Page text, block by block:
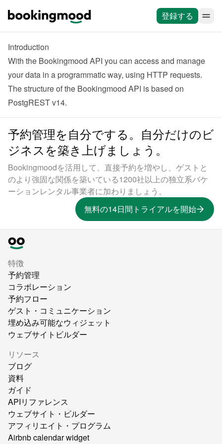
登録する
Introduction
With the Bookingmood API you can access and manage
your data in a programmatic way, using HTTP requests.
PostgREST v14.
予約管理を自分でする。自分だけのビ
ジネスを築き上げましょう。
Bookingmoodを活用して、直接予約を増やし、ゲストと
のより強固な関係を築いている1200社以上の独立系バケ
ーションレンタル事業者に加わりましょう。
無料の14日間トライアルを開始
特徴
予約管理
コラボレーション
予約フロー
ゲスト・コミュニケーション
埋め込み可能なウィジェット
ウェブサイトビルダー
リソース
ブログ
資料
ガイド
APIリファレンス
ウェブサイト・ビルダー
アフィリエイト・プログラム
Airbnb calendar widget